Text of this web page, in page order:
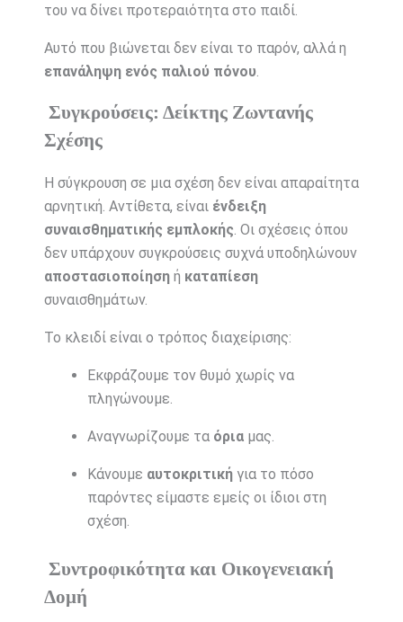
του να δίνει προτεραιότητα στο παιδί.
Αυτό που βιώνεται δεν είναι το παρόν, αλλά η
επανάληψη ενός παλιού πόνου.
Συγκρούσεις: Δείκτης Ζωντανής
Σχέσης
Η σύγκρουση σε μια σχέση δεν είναι απαραίτητα
αρνητική. Αντίθετα, είναι ένδειξη
συναισθηματικής εμπλοκής. Οι σχέσεις όπου
δεν υπάρχουν συγκρούσεις συχνά υποδηλώνουν
αποστασιοποίησηή καταπίεση
συναισθημάτων.
Το κλειδί είναι ο τρόπος διαχείρισης:
Εκφράζουμε τον θυμό χωρίς να
πληγώνουμε.
Αναγνωρίζουμε τα όριαμας.
Κάνουμε αυτοκριτικήγια το πόσο
παρόντες είμαστε εμείς οι ίδιοι στη
σχέση.
Συντροφικότητα και Οικογενειακή
Δομή